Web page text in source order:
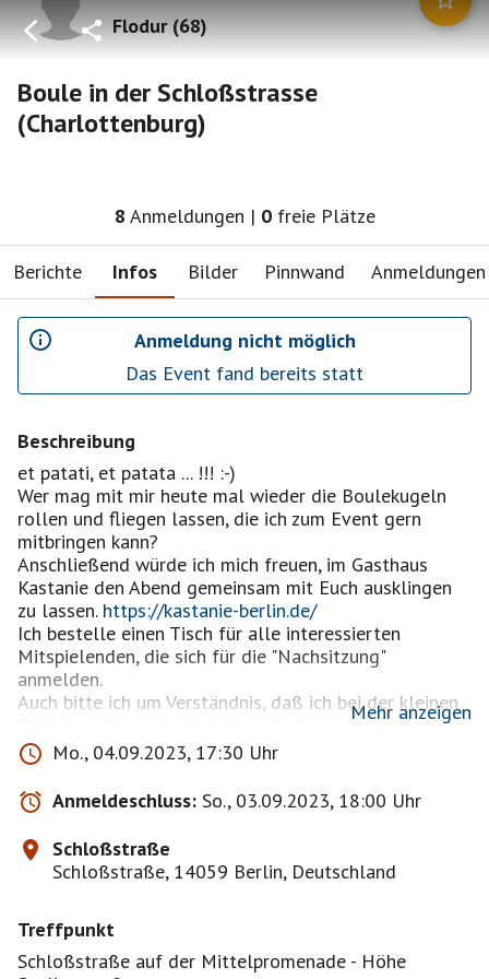
Flodur(68)
Boule in der Schloßstrasse
(Charlottenburg)
8 Anmeldungen | 0 freie Plätze
Berichte Infos Bilder Pinnwand Anmeldungen
Anmeldung nicht möglich
Das Event fand bereits statt
Beschreibung
et patati, et patata ... !!! :-)
Wer mag mit mir heute mal wieder die Boulekugeln
rollen und fliegen lassen, die ich zum Event gern
mitbringen kann?
Anschließend würde ich mich freuen, im Gasthaus
Kastanie den Abend gemeinsam mit Euch ausklingen
zu lassen. https://kastanie-berlin.de/
Ich bestelle einen Tisch für alle interessierten
Mitspielenden, die sich für die "Nachsitzung"
anmelden.
Auch bitte ich um Verständnis, daß ich bei der kleinen
Teilnehmer(innen)zahl nicht unbedingt chronologisch
bestätige.
Bei misslichem Wetter oder anderen, zwingenden
Gründen werde ich das Event ggf. kurzfristig absagen.
... und wie spielt man das jetzt? Hier eine Kurzfassung
der Spielregeln :-)
Ein Spieler der beginnenden Mannschaft 1 wirft
etwa 6-10 Meter weit aus und versucht dann eine
seiner Boulekugel so nahe wie möglich an dieser
Mehr anzeigen
Mo., 04.09.2023, 17:30 Uhr
Anmeldeschluss: So., 03.09.2023, 18:00 Uhr
Schloßstraße
Schloßstraße, 14059 Berlin, Deutschland
Treffpunkt
Schloßstraße auf der Mittelpromenade - Höhe